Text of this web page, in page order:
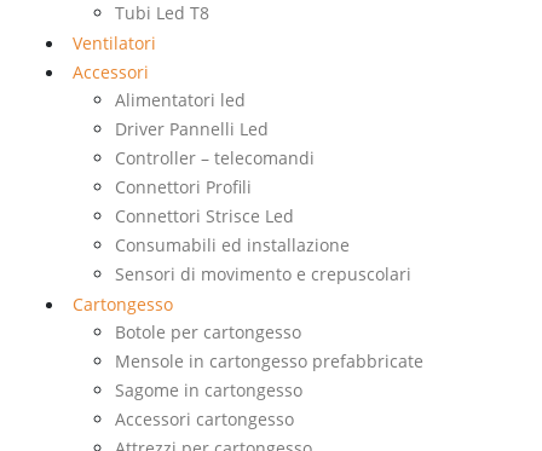
Tubi Led T8
Ventilatori
Accessori
Alimentatori led
Driver Pannelli Led
Controller – telecomandi
Connettori Profili
Connettori Strisce Led
Consumabili ed installazione
Sensori di movimento e crepuscolari
Cartongesso
Botole per cartongesso
Mensole in cartongesso prefabbricate
Sagome in cartongesso
Accessori cartongesso